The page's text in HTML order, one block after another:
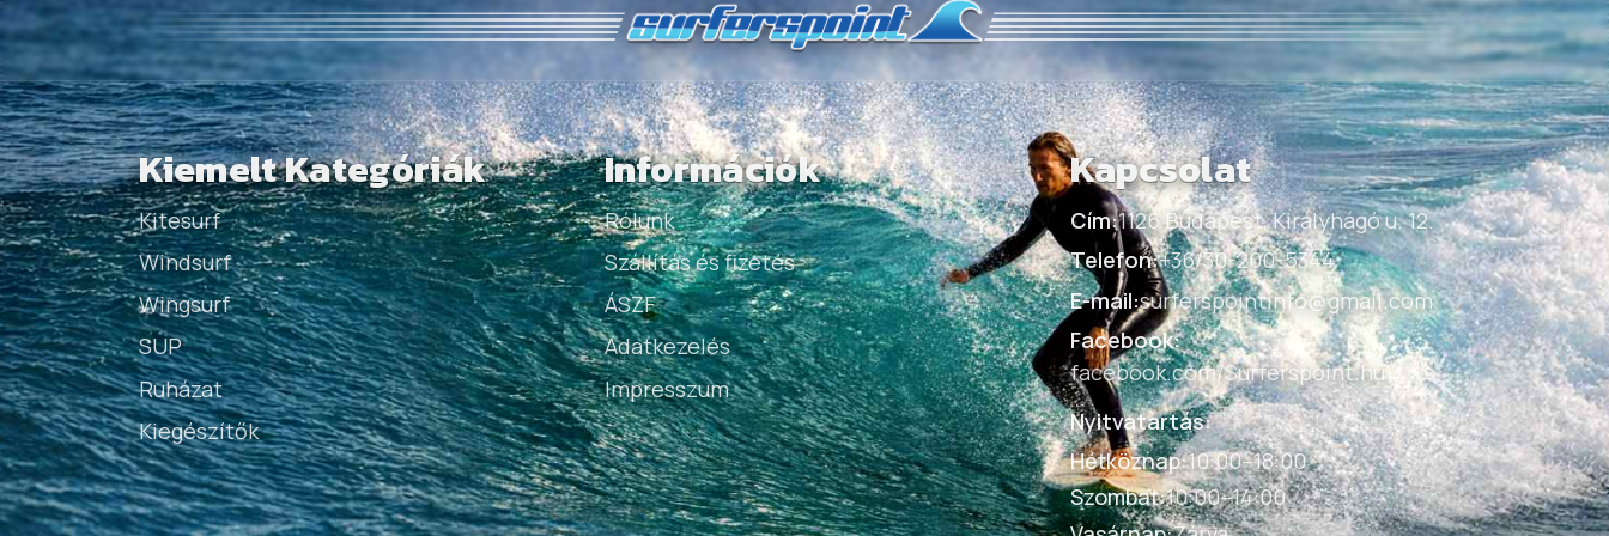
Kiemelt Kategóriák
Kitesurf
Windsurf
Wingsurf
SUP
Ruházat
Kiegészítők
Információk
Rólunk
Szállítás és fizetés
ÁSZF
Adatkezelés
Impresszum
Kapcsolat
Cím:1126 Budapest, Királyhágó u. 12.
Telefon:+36/30-200-5344
E-mail:surferspointinfo@gmail.com
Facebook:
facebook.com/Surferspoint.hu
Nyitvatartás:
Hétköznap:10:00–18:00
Szombat:10:00–14:00